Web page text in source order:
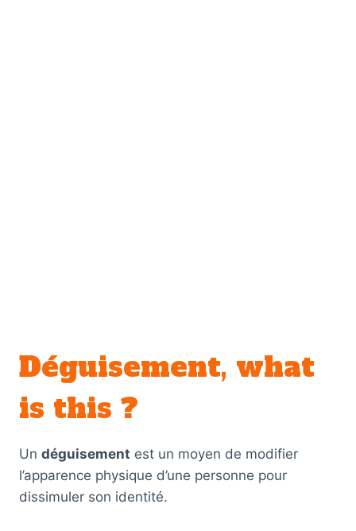
Déguisement, what
is this ?
Un déguisement est un moyen de modifier
l’apparence physique d’une personne pour
dissimuler son identité.